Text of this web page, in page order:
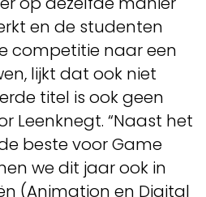
en de studenten
competitie naar een
lijkt dat ook niet
titel is ook geen
Leenknegt. “Naast het
beste voor Game
we dit jaar ook in
(Animation en Digital